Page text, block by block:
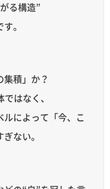
る構造”
。
積」か？
はなく、
によって「今、こ
ない。